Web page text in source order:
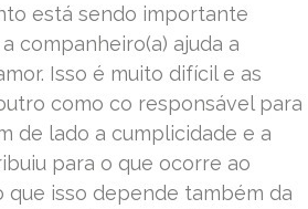
está sendo importante
companheiro(a) ajuda a
Isso é muito difícil e as
como co responsável para
de lado a cumplicidade e a
para o que ocorre ao
que isso depende também da